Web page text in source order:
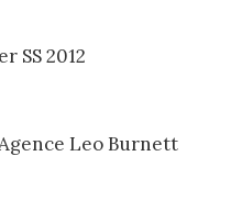
SS 2012
Leo Burnett